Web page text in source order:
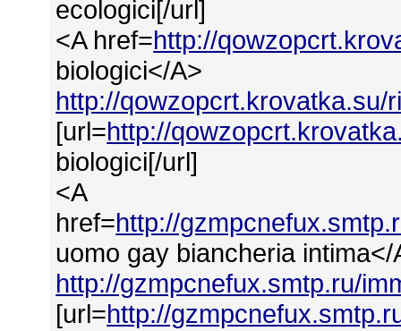
ecologici[/url]
<A href=http://
biologici</A>
http://qowzopcrt.krovatka.su/
[url=http://
biologici[/url]
<A
href=http://
uomo gay biancheria intima</
http://gzmpcnefux.smtp.ru/
[url=http://